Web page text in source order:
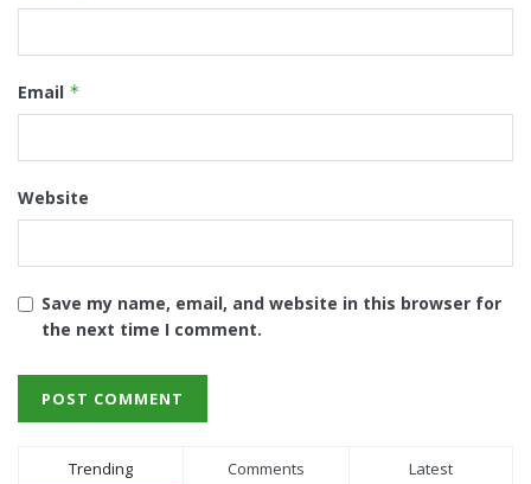
Email *
Website
Save my name, email, and website in this browser for
the next time I comment.
Trending Comments Latest